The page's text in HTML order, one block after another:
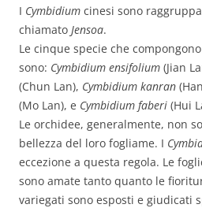
I Cymbidium cinesi sono
chiamato Jensoa.
Le cinque specie che
sono: Cymbidium ensifolium (Jian
(Chun Lan), Cymbidium kanran
(Mo Lan), e Cymbidium faberi (Hui
Le orchidee, generalmente, non
bellezza del loro fogliame. I
eccezione a questa regola. Le
sono amate tanto quanto le
variegati sono esposti e giudicati